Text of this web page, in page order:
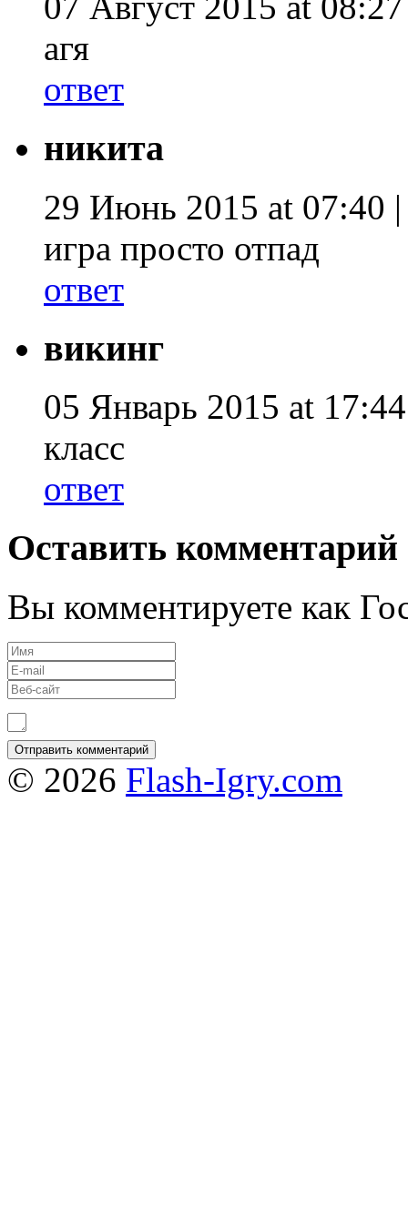
агя
ответ
никита
29 Июнь 2015 at 07:40
игра просто отпад
ответ
викинг
05 Январь 2015 at
класс
ответ
Оставить комментарий
Вы комментируете как
© 2026 Flash-Igry.com